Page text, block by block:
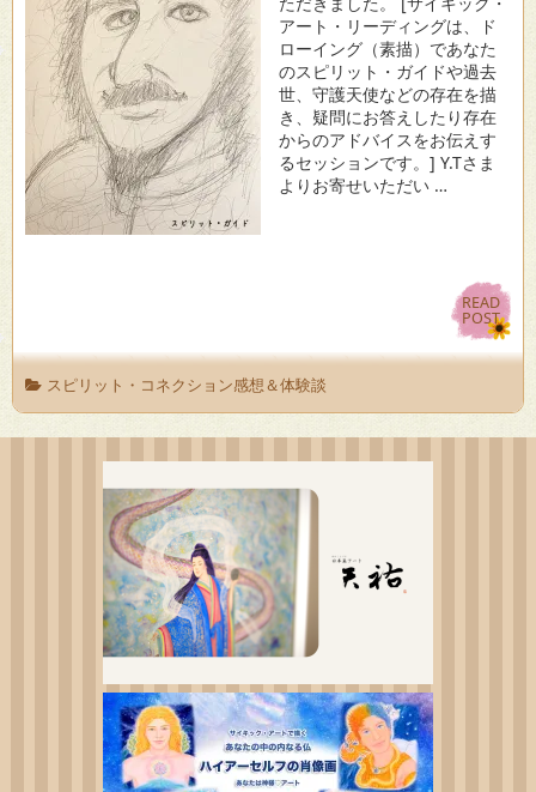
アート・リーディングは、ド
ローイング（素描）であなた
のスピリット・ガイドや過去
世、守護天使などの存在を描
き、疑問にお答えしたり存在
からのアドバイスをお伝えす
るセッションです。] Y.Tさま
よりお寄せいただい …
READ
POST
READ
POST
スピリット・コネクション感想＆体験談